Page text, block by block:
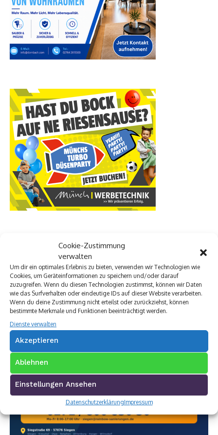
Cookie-Zustimmung
verwalten
Um dir ein optimales Erlebnis zu bieten, verwenden wir Technologien wie
Cookies, um Geräteinformationen zu speichern und/oder darauf
zuzugreifen. Wenn du diesen Technologien zustimmst, können wir Daten
wie das Surfverhalten oder eindeutige IDs auf dieser Website verarbeiten.
Wenn du deine Zustimmung nicht erteilst oder zurückziehst, können
bestimmte Merkmale und Funktionen beeinträchtigt werden.
Dienste verwalten
Akzeptieren
Ablehnen
Einstellungen Ansehen
DatenschutzerklärungImpressum